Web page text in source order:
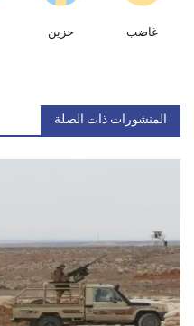
غاضب حزين
المنشورات ذات الصلة